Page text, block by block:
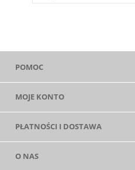
POMOC
MOJE KONTO
PŁATNOŚCI I DOSTAWA
O NAS